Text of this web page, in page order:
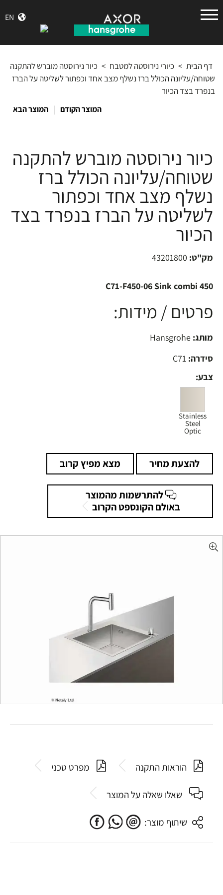
EN
גרואה
דף הבית > כיורי נירוסטה למטבח > כיור נירוסטה מוברש להתקנה
שטוחה/עליונה הכולל ברז נשלף מצב אחד וכפתור לשליטה על הברז
בנפרד בצד הכיור
המוצר הקודם | המוצר הבא
כיור נירוסטה מוברש להתקנה
שטוחה/עליונה הכולל ברז
נשלף מצב אחד וכפתור
לשליטה על הברז בנפרד בצד
הכיור
מק"ט: 43201800
C71-F450-06 Sink combi 450
פרטים / מידות:
מותג:
סידרה:
צבע:
Stainless
Steel
Optic
להצעת מחיר מצא מפיץ קרוב
להתרשמות מהמוצר
באולם הקונספט הקרוב
הוראות התקנה מפרט טכני
שאלו שאלה על המוצר
שיתוף מוצר: